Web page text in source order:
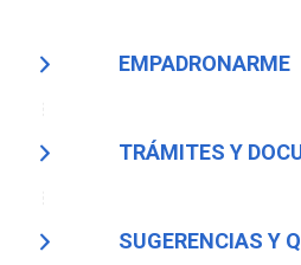
EMPADRONARME
TRÁMITES Y
SUGERENCIAS Y